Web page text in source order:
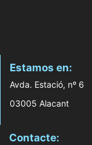
Estamos en:
Avda. Estació, nº 6
03005 Alacant
Contacte: